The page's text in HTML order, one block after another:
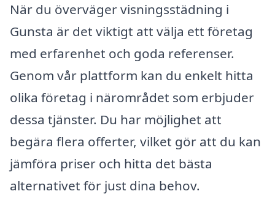
När du överväger visningsstädning i
Gunsta är det viktigt att välja ett företag
med erfarenhet och goda referenser.
Genom vår plattform kan du enkelt hitta
olika företag i närområdet som erbjuder
dessa tjänster. Du har möjlighet att
begära flera offerter, vilket gör att du kan
jämföra priser och hitta det bästa
alternativet för just dina behov.